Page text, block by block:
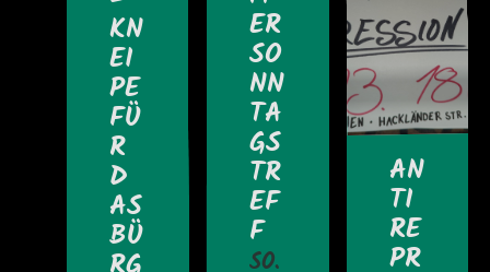
KN
EI
PE
FÜ
R
D
AS
BÜ
ER
SO
NN
TA
GS
TR
EF
F
SO.
AN
TI
RE
PR